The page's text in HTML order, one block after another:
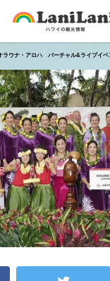
ラウナ・アロハ バーチャル&ライブイベ